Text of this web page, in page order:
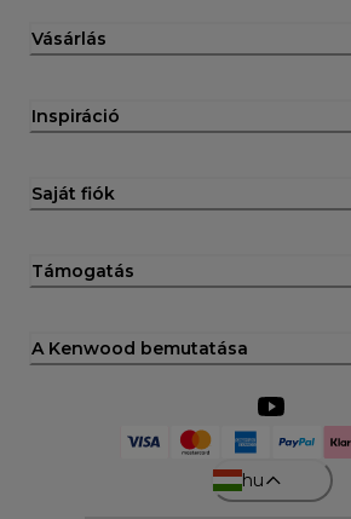
Vásárlás
Inspiráció
Saját fiók
Támogatás
A Kenwood bemutatása
hu